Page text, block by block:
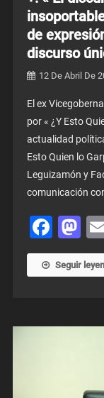
de
discurso
12 De Abril De
El ex
por « ¿Y Esto
actualidad
Esto Quien lo
Leguizamón y
comunicación
Seguir